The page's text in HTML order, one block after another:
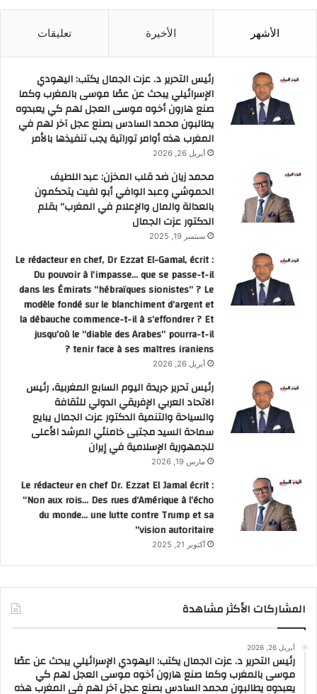
الأشهر الأخيرة تعليقات
رئيس التحرير د. عزت الجمال يكتب: اليهودي
الإسرائيلي يبحث عن عصًا موسى بالمغرب وكما
صنع هارون أخوه موسى العجل لهم كي يعبدوه
يطالبون محمد السادس بصنع عجل آخر لهم في
المغرب هذه أوامر توراتية يجب تنفيذها بالأمر
أبريل 26, 2026
محمد زيان ضد قلب المخزن: عبد اللطيف
الحموشي وعبد الوافي أبو لفيت يتحكمون
بالعدالة والمال والإعلام في المغرب” بقلم
الدكتور عزت الجمال
سبتمبر 19, 2025
Le rédacteur en chef, Dr Ezzat El-Gamal, écrit :
Du pouvoir à l’impasse… que se passe-t-il
dans les Émirats “hébraïques sionistes” ? Le
modèle fondé sur le blanchiment d’argent et
la débauche commence-t-il à s’effondrer ? Et
jusqu’où le “diable des Arabes” pourra-t-il
tenir face à ses maîtres iraniens ?
أبريل 26, 2026
رئيس تحرير جريدة اليوم السابع المغربية، رئيس
الاتحاد العربي الإفريقي الدولي للثقافة
والسياحة والتنمية الدكتور عزت الجمال يبايع
سماحة السيد مجتبى خامنئي المرشد الأعلى
للجمهورية الإسلامية في إيران
مارس 19, 2026
Le rédacteur en chef Dr. Ezzat El Jamal écrit :
“Non aux rois… Des rues d’Amérique à l’écho
du monde… une lutte contre Trump et sa
vision autoritaire”
أكتوبر 21, 2025
المشاركات الأكثر مشاهدة
أبريل 26, 2026
رئيس التحرير د. عزت الجمال يكتب: اليهودي الإسرائيلي يبحث عن عصًا
موسى بالمغرب وكما صنع هارون أخوه موسى العجل لهم كي
يعبدوه يطالبون محمد السادس بصنع عجل آخر لهم في المغرب هذه